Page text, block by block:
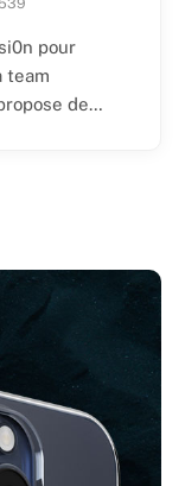
539
pour
team
de…